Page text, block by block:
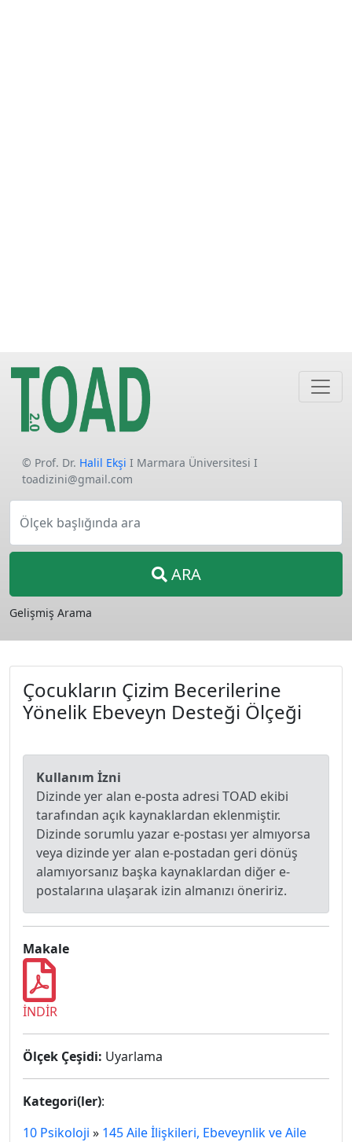
© Prof. Dr. Halil Ekşi I Marmara Üniversitesi I
toadizini@gmail.com
Ölçek başlığında ara
ARA
Gelişmiş Arama
Çocukların Çizim Becerilerine
Yönelik Ebeveyn Desteği Ölçeği
Kullanım İzni
Dizinde yer alan e-posta adresi TOAD ekibi
tarafından açık kaynaklardan eklenmiştir.
Dizinde sorumlu yazar e-postası yer almıyorsa
veya dizinde yer alan e-postadan geri dönüş
alamıyorsanız başka kaynaklardan diğer e-
postalarına ulaşarak izin almanızı öneririz.
Makale
İNDİR
Ölçek Çeşidi: Uyarlama
Kategori(ler):
10 Psikoloji » 145 Aile İlişkileri, Ebeveynlik ve Aile